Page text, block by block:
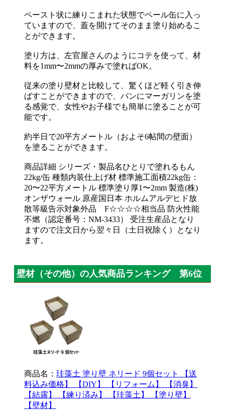
ペースト状に練りこまれた状態でペール缶に入っ
ていますので、蓋を開けてそのまま塗り始めるこ
とができます。
塗り方は、左官屋さんのようにコテを使って、材
料を1mm〜2mmの厚みで塗ればOK。
従来の塗り壁材と比較して、驚くほど軽く引き伸
ばすことができますので、パンにマーガリンを塗
る感覚で、女性やお子様でも簡単に塗ることが可
能です。
約半日で20平方メートル（およそ6帖間の壁面）
を塗ることができます。
商品詳細 シリーズ・製品名ひとりで塗れるもん
22kg/缶 種類内装仕上げ材 標準施工面積22kg缶：
20〜22平方メートル 標準塗り厚1〜2mm 製造(株)
オンザウォール 原産国日本 ホルムアルデヒド放
散等級告示対象外品 F☆☆☆☆相当品 防火性能
不燃（認定番号：NM-3433） 受注生産品となり
ますので注文日から翌々日（土日祝除く）となり
ます。
壁材（その他）の人気商品ランキング 第6位
商品名： 珪藻土 塗り壁 ネリード 9個セット 【送
料込み価格】 【DIY】 【リフォーム】 【消臭】
【結露】 【練り済み】 【珪藻土】 【塗り壁】
【壁材】